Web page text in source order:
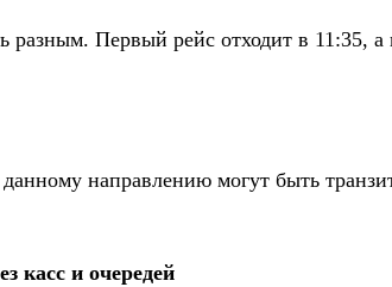
Первый рейс отходит в 11:35,
направлению могут быть
касс и очередей